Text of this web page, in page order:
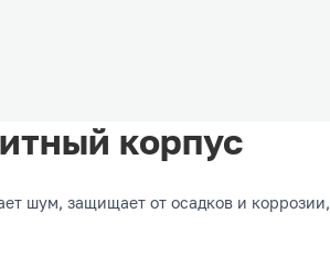
корпус
шум, защищает от осадков и коррозии,